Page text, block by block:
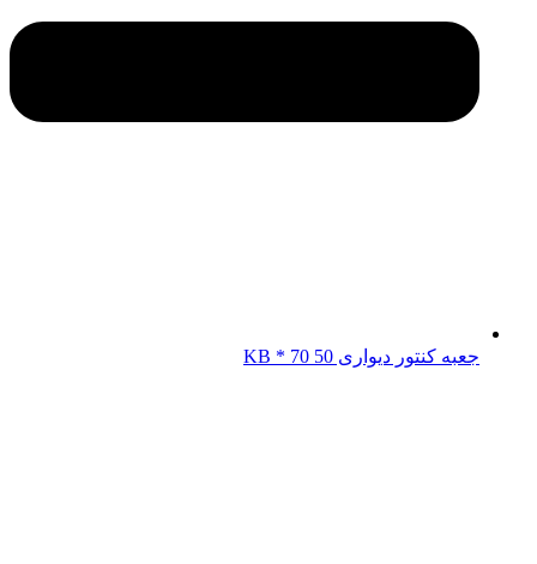
جعبه کنتور دیواری KB * 70 50